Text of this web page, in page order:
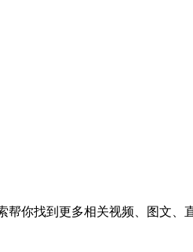
你找到更多相关视频、图文